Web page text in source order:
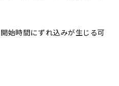
始時間にずれ込みが生じる可